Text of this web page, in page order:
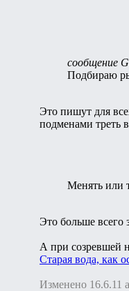
сообщение
Подбираю
Это пишут для
подменами треть
Менять или
Это больше всего
А при созревшей
Старая вода, как
Изменено 16.6.11